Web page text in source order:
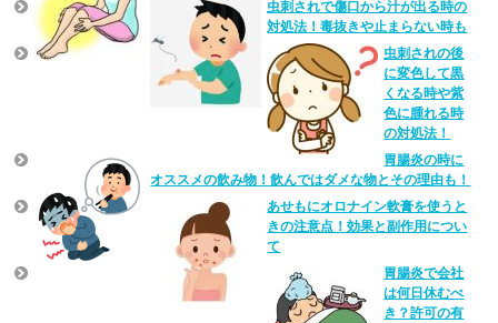
虫刺されで傷口から汁が出る時の
対処法！毒抜きや止まらない時も
虫刺されの後
に変色して黒
くなる時や紫
色に腫れる時
の対処法！
胃腸炎の時に
オススメの飲み物！飲んではダメな物とその理由も！
あせもにオロナイン軟膏を使うと
きの注意点！効果と副作用につい
て
胃腸炎で会社
は何日休むべ
き？許可の有